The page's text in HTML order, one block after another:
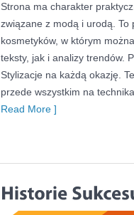
Strona ma charakter
związane z modą i urodą. To
kosmetyków, w którym
teksty, jak i analizy trendów.
Stylizacje na każdą okazję.
przede wszystkim na
Read More ]